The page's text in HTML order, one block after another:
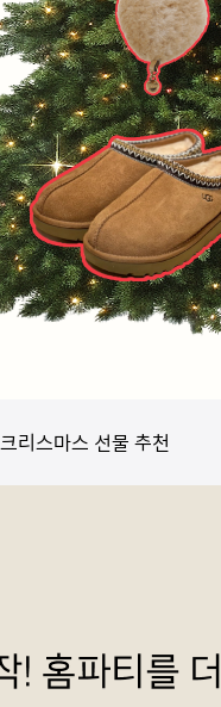
리스마스 선물 추천